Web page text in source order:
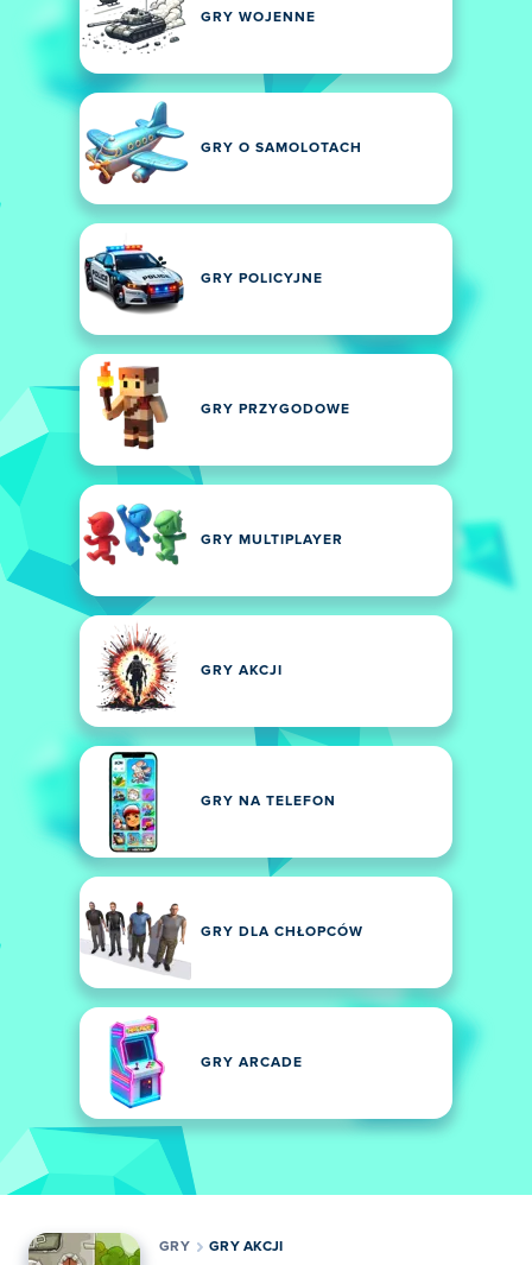
GRY WOJENNE
GRY O SAMOLOTACH
GRY POLICYJNE
GRY PRZYGODOWE
GRY MULTIPLAYER
GRY AKCJI
GRY NA TELEFON
GRY DLA CHŁOPCÓW
GRY ARCADE
GRY GRY AKCJI